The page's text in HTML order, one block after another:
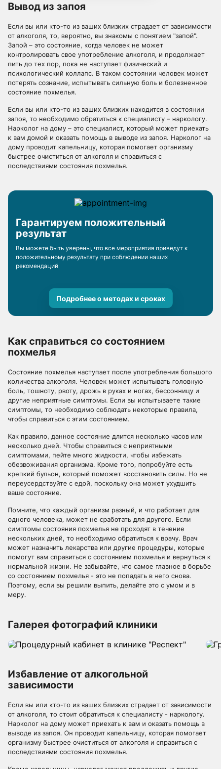
Вывод из запоя
Если вы или кто-то из ваших близких страдает от зависимости
от алкоголя, то, вероятно, вы знакомы с понятием "запой".
Запой – это состояние, когда человек не может
контролировать свое употребление алкоголя, и продолжает
пить до тех пор, пока не наступает физический и
психологический коллапс. В таком состоянии человек может
потерять сознание, испытывать сильную боль и болезненное
состояние похмелья.
Если вы или кто-то из ваших близких находится в состоянии
запоя, то необходимо обратиться к специалисту – наркологу.
Нарколог на дому – это специалист, который может приехать
к вам домой и оказать помощь в выводе из запоя. Нарколог на
дому проводит капельницу, которая помогает организму
быстрее очиститься от алкоголя и справиться с
последствиями состояния похмелья.
Гарантируем положительный
результат
Вы можете быть уверены, что все мероприятия приведут к
положительному результату при соблюдении наших
рекомендаций
Подробнее о методах и сроках
Как справиться со состоянием
похмелья
Состояние похмелья наступает после употребления большого
количества алкоголя. Человек может испытывать головную
боль, тошноту, рвоту, дрожь в руках и ногах, бессонницу и
другие неприятные симптомы. Если вы испытываете такие
симптомы, то необходимо соблюдать некоторые правила,
чтобы справиться с этим состоянием.
Как правило, данное состояние длится несколько часов или
несколько дней. Чтобы справиться с неприятными
симптомами, пейте много жидкости, чтобы избежать
обезвоживания организма. Кроме того, попробуйте есть
крепкий бульон, который поможет восстановить силы. Но не
переусердствуйте с едой, поскольку она может ухудшить
ваше состояние.
Помните, что каждый организм разный, и что работает для
одного человека, может не сработать для другого. Если
симптомы состояния похмелья не проходят в течение
нескольких дней, то необходимо обратиться к врачу. Врач
может назначить лекарства или другие процедуры, которые
помогут вам справиться с состоянием похмелья и вернуться к
нормальной жизни. Не забывайте, что самое главное в борьбе
со состоянием похмелья - это не попадать в него снова.
Поэтому, если вы решили выпить, делайте это с умом и в
меру.
Галерея фотографий клиники
Избавление от алкогольной
зависимости
Если вы или кто-то из ваших близких страдает от зависимости
от алкоголя, то стоит обратиться к специалисту - наркологу.
Нарколог на дому может приехать к вам и оказать помощь в
выводе из запоя. Он проводит капельницу, которая помогает
организму быстрее очиститься от алкоголя и справиться с
последствиями состояния похмелья.